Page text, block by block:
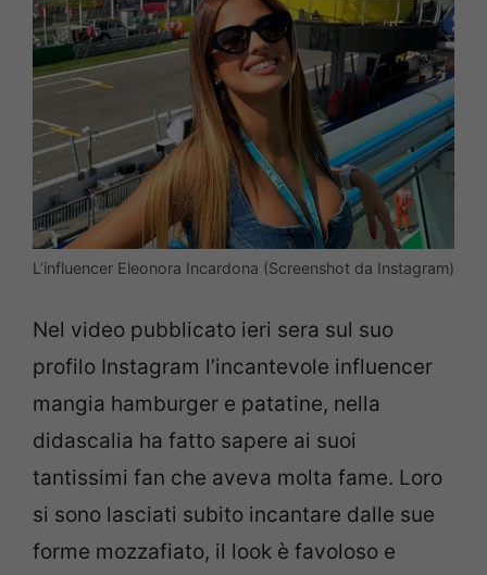
L’influencer Eleonora Incardona (Screenshot da Instagram)
Nel video pubblicato ieri sera sul suo
profilo Instagram l’incantevole influencer
mangia hamburger e patatine, nella
didascalia ha fatto sapere ai suoi
tantissimi fan che aveva molta fame. Loro
si sono lasciati subito incantare dalle sue
forme mozzafiato, il look è favoloso e